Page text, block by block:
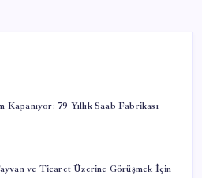
79 Yıllık Saab Fabrikası
ve Ticaret Üzerine Görüşmek İçin